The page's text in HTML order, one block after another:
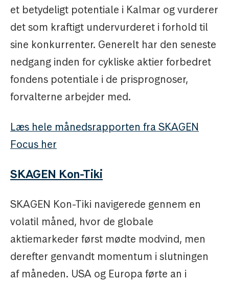
et betydeligt potentiale i Kalmar og vurderer
det som kraftigt undervurderet i forhold til
sine konkurrenter. Generelt har den seneste
nedgang inden for cykliske aktier forbedret
fondens potentiale i de prisprognoser,
forvalterne arbejder med.
Læs hele månedsrapporten fra SKAGEN
Focus her
SKAGEN Kon-Tiki
SKAGEN Kon-Tiki navigerede gennem en
volatil måned, hvor de globale
aktiemarkeder først mødte modvind, men
derefter genvandt momentum i slutningen
af måneden. USA og Europa førte an i